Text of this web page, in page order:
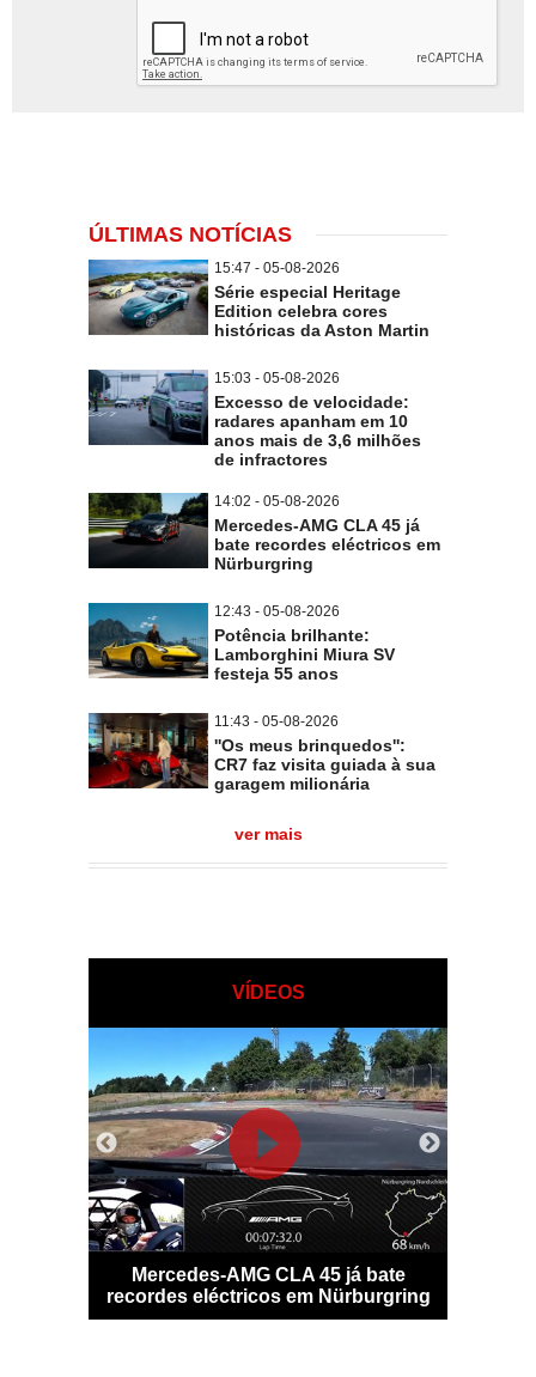
ÚLTIMAS NOTÍCIAS
15:47 - 05-08-2026
Série especial Heritage
Edition celebra cores
históricas da Aston Martin
15:03 - 05-08-2026
Excesso de velocidade:
radares apanham em 10
anos mais de 3,6 milhões
de infractores
14:02 - 05-08-2026
Mercedes-AMG CLA 45 já
bate recordes eléctricos em
Nürburgring
12:43 - 05-08-2026
Potência brilhante:
Lamborghini Miura SV
festeja 55 anos
11:43 - 05-08-2026
''Os meus brinquedos'':
CR7 faz visita guiada à sua
garagem milionária
ver mais
VÍDEOS
Mercedes-AMG CLA 45 já bate
recordes eléctricos em Nürburgring